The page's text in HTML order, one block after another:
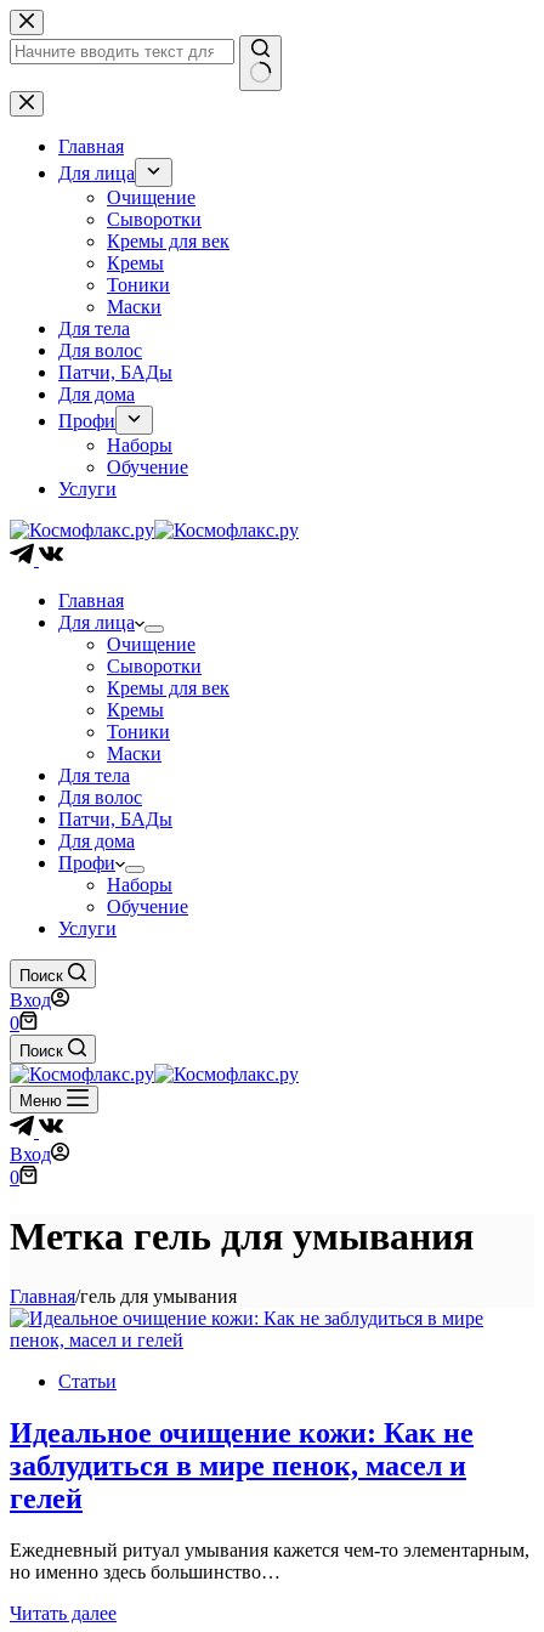
Перейти
к
сути
Ничего
не
найденоГлавная
Для лица
Очищение
Сыворотки
Кремы для век
Кремы
Тоники
Маски
Для тела
Для волос
Патчи, БАДы
Для дома
Профи
Наборы
Обучение
Услуги
Главная
Для лица
Очищение
Сыворотки
Кремы для век
Кремы
Тоники
Маски
Для тела
Для волос
Патчи, БАДы
Для дома
Профи
Наборы
Обучение
Услуги
Поиск
Вход
Корзина
0
Поиск
Меню
Вход
Корзина
0
Метка гель для умывания
Главная/гель для умывания
Статьи
Идеальное очищение кожи: Как не
заблудиться в мире пенок, масел и
гелей
Ежедневный ритуал умывания кажется чем-то элементарным,
но именно здесь большинство…
Читать далееИдеальное